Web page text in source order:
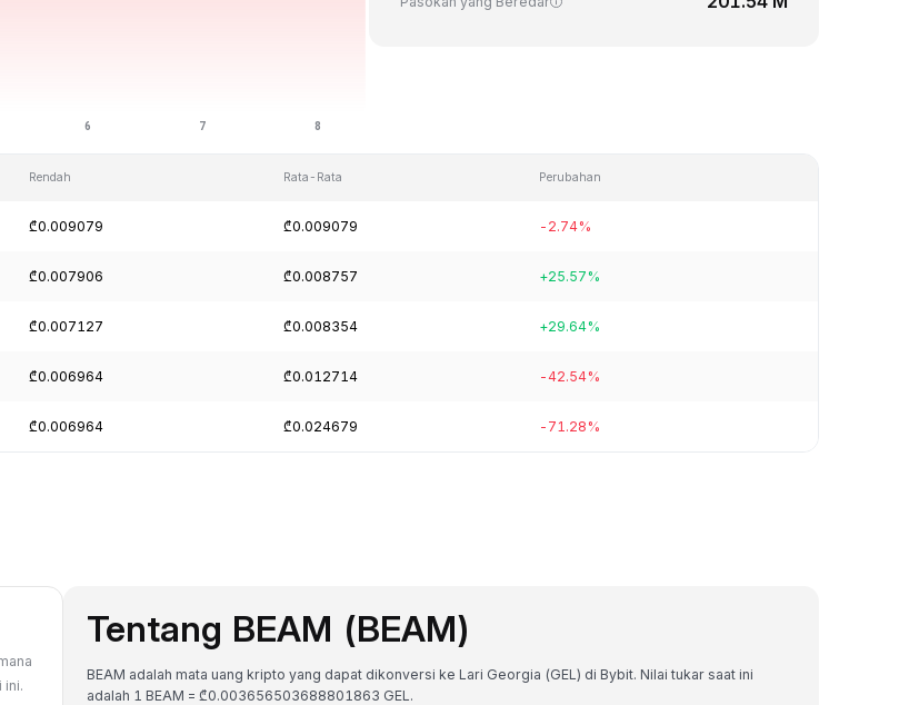
Rendah Rata-Rata Perubahan
₾0.009079 ₾0.009079 -2.74%
₾0.007906 ₾0.008757 +25.57%
₾0.007127 ₾0.008354 +29.64%
₾0.006964 ₾0.012714 -42.54%
₾0.006964 ₾0.024679 -71.28%
ini.
Tentang BEAM (BEAM)
BEAM adalah mata uang kripto yang dapat dikonversi ke Lari Georgia (GEL) di Bybit. Nilai tukar saat ini
adalah 1 BEAM = ₾0.003656503688801863 GEL.